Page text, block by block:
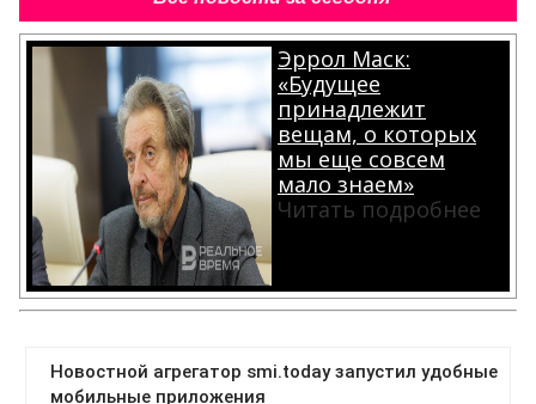
Эррол Маск:
«Будущее
принадлежит
вещам, о которых
мы еще совсем
мало знаем»
Читать подробнее